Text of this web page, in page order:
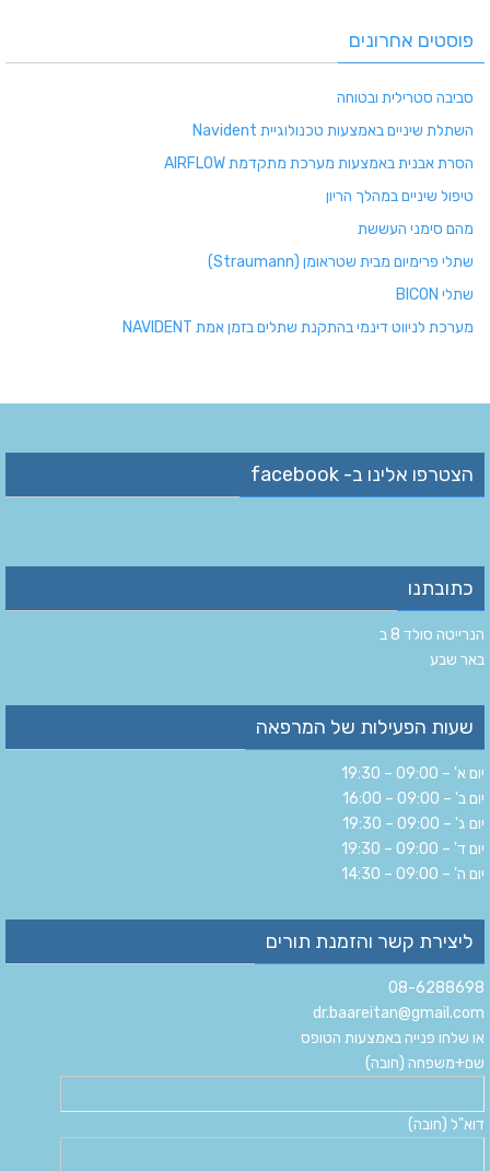
פוסטים אחרונים
סביבה סטרילית ובטוחה
השתלת שיניים באמצעות טכנולוגיית Navident
הסרת אבנית באמצעות מערכת מתקדמת AIRFLOW
טיפול שיניים במהלך הריון
מהם סימני העששת
שתלי פרימיום מבית שטראומן (Straumann)
שתלי BICON
מערכת לניווט דינמי בהתקנת שתלים בזמן אמת NAVIDENT
הצטרפו אלינו ב- facebook
כתובתנו
הנרייטה סולד 8 ב‏
‏באר שבע‏
שעות הפעילות של המרפאה
יום א' – 09:00 – 19:30
יום ב' – 09:00 – 16:00
יום ג' – 09:00 – 19:30
יום ד' – 09:00 – 19:30
יום ה' – 09:00 – 14:30
ליצירת קשר והזמנת תורים
08-6288698
dr.baareitan@gmail.com
או שלחו פנייה באמצעות הטופס
שם+משפחה (חובה)
דוא"ל (חובה)